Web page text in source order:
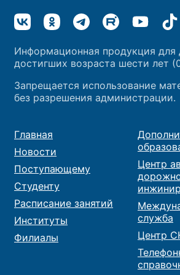
Информационная продукция для
достигших возраста шести лет
Запрещается использование
без разрешения администрации.
Главная
Новости
Поступающему
Студенту
Расписание занятий
Институты
Филиалы
Центр
служба
Центр